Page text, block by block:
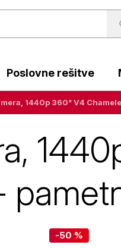
Poslovne rešitve
1440p 360° V4
-50 %